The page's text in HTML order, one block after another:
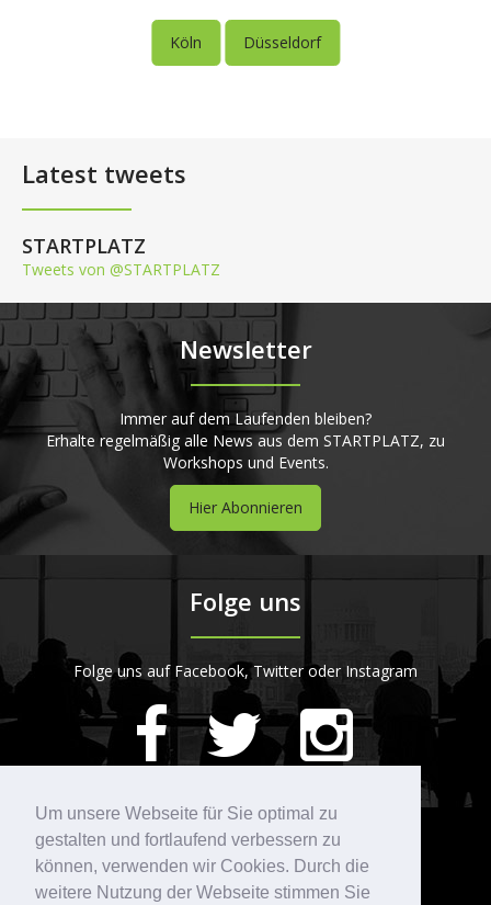
Um unsere Webseite für Sie optimal zu
gestalten und fortlaufend verbessern zu
können, verwenden wir Cookies. Durch die
weitere Nutzung der Webseite stimmen Sie
Köln Düsseldorf
Latest tweets
STARTPLATZ
Tweets von @STARTPLATZ
Newsletter
Immer auf dem Laufenden bleiben?
Erhalte regelmäßig alle News aus dem STARTPLATZ, zu
Workshops und Events.
Hier Abonnieren
Folge uns
Folge uns auf Facebook, Twitter oder Instagram
STARTPLATZ
420Bewertungen auf ProvenExpert.com
Kontakt